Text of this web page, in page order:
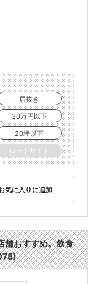
居抜き
30万円以下
20坪以下
ロードサイド
気に入りに追加
舗おすすめ。飲食